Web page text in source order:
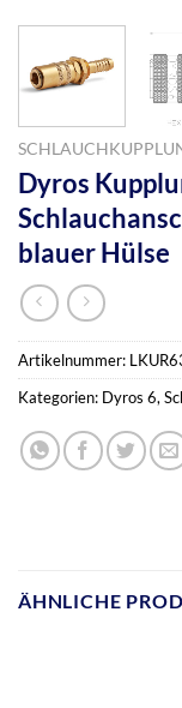
Dyros
blauer Hülse
Artikelnummer:
Kategorien: Dyros 6,
ÄHNLICHE